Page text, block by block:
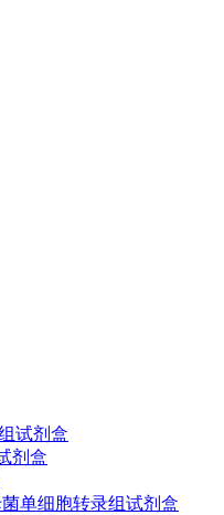
试剂盒
剂盒
单细胞转录组试剂盒